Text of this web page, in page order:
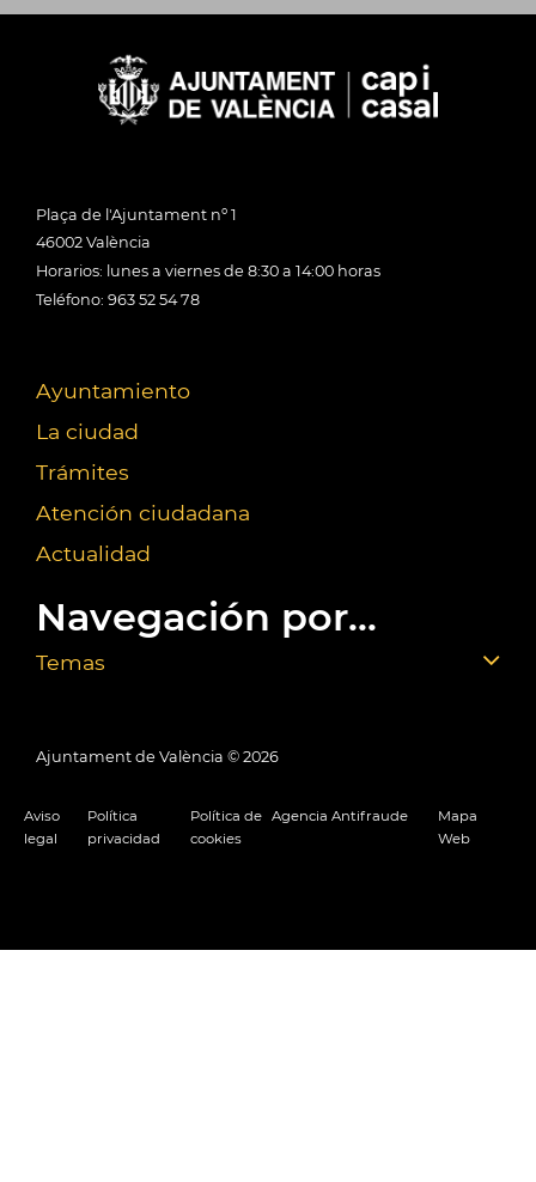
Plaça de l'Ajuntament nº 1
46002 València
Horarios: lunes a viernes de 8:30 a 14:00 horas
Teléfono: 963 52 54 78
Ayuntamiento
La ciudad
Trámites
Atención ciudadana
Actualidad
Navegación por...
Temas
Ajuntament de València © 2026
Aviso
legal
Política
privacidad
Política de
cookies
Agencia Antifraude
Mapa
Web